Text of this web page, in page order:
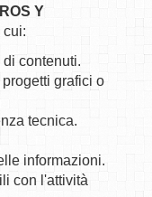
Y
cui:
contenuti.
grafici o
tecnica.
informazioni.
con l'attività